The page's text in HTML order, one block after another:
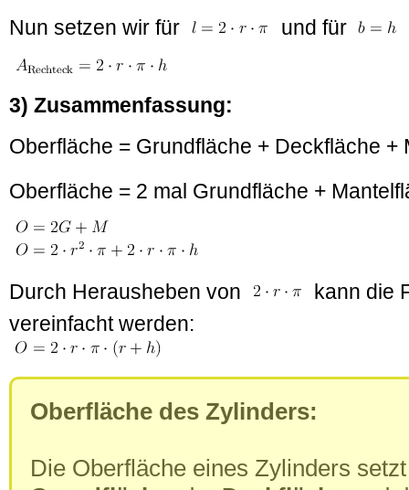
Nun setzen wir für und für
3) Zusammenfassung:
Oberfläche = Grundfläche + Deckfläche +
Oberfläche = 2 mal Grundfläche +
Durch Herausheben von
kann die
vereinfacht werden:
Oberfläche des Zylinders:
Die Oberfläche eines Zylinders